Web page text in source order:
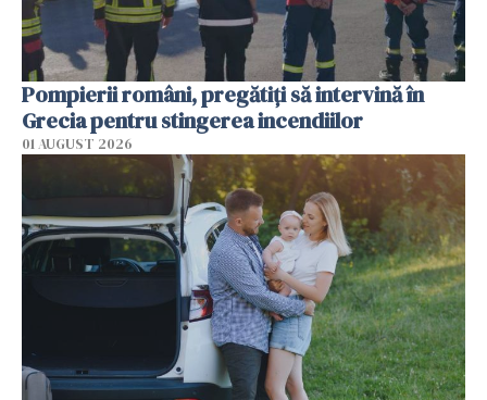
Pompierii români, pregătiţi să intervină în
Grecia pentru stingerea incendiilor
01 AUGUST 2026